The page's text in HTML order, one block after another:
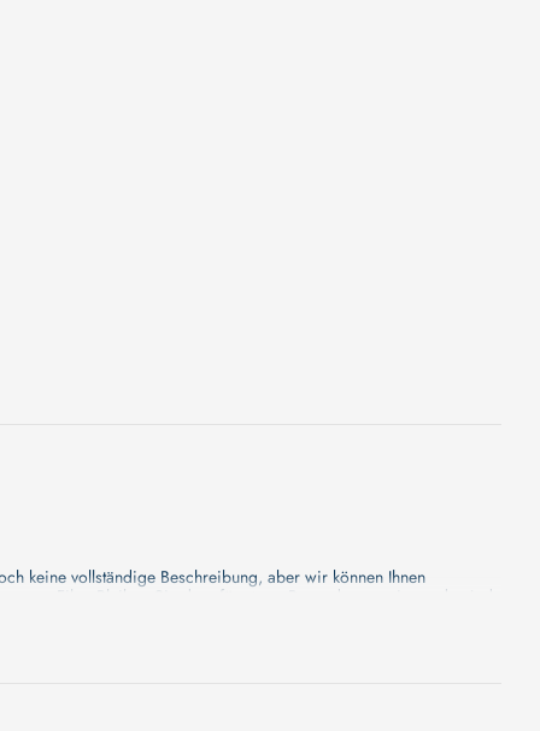
keine vollständige Beschreibung, aber wir können Ihnen
Film. Bleiben Sie dran für etwas Besonderes - wir werden jede